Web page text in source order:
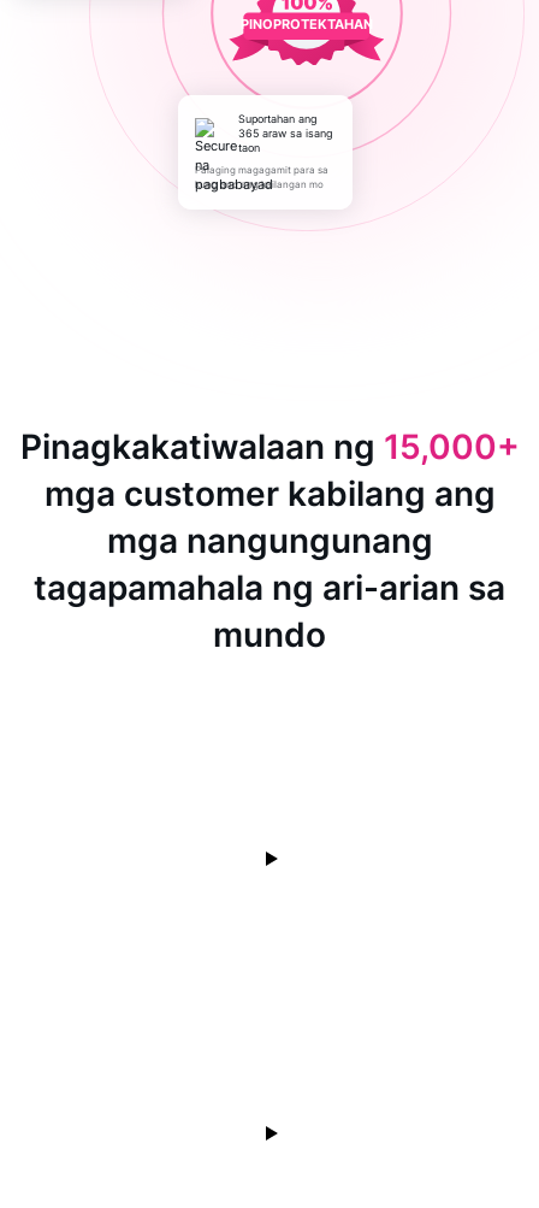
PINOPROTEKTAHAN
Suportahan ang
365 araw sa isang
taon
Palaging magagamit para sa
kung ano ang kailangan mo
Pinagkakatiwalaan ng 15,000+
mga customer kabilang ang
mga nangungunang
tagapamahala ng ari-arian sa
mundo